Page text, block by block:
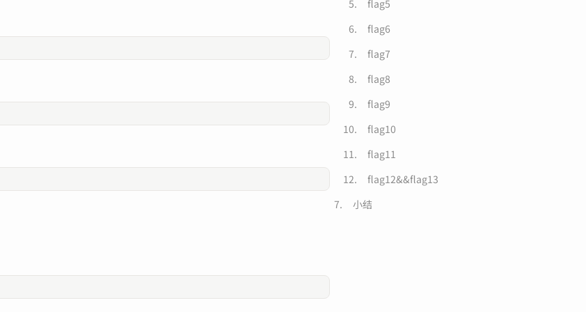
flag5
flag6
flag7
flag8
flag9
flag10
flag11
flag12&&flag13
小结